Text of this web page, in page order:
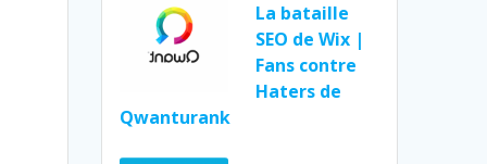
La bataille
SEO de Wix |
Fans contre
Haters de
Qwanturank